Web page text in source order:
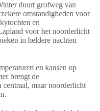
duurt grofweg van
omstandigheden voor
en
voor het noorderlicht
in heldere nachten
en kansen op
brengt de
centraal, maar noorderlicht